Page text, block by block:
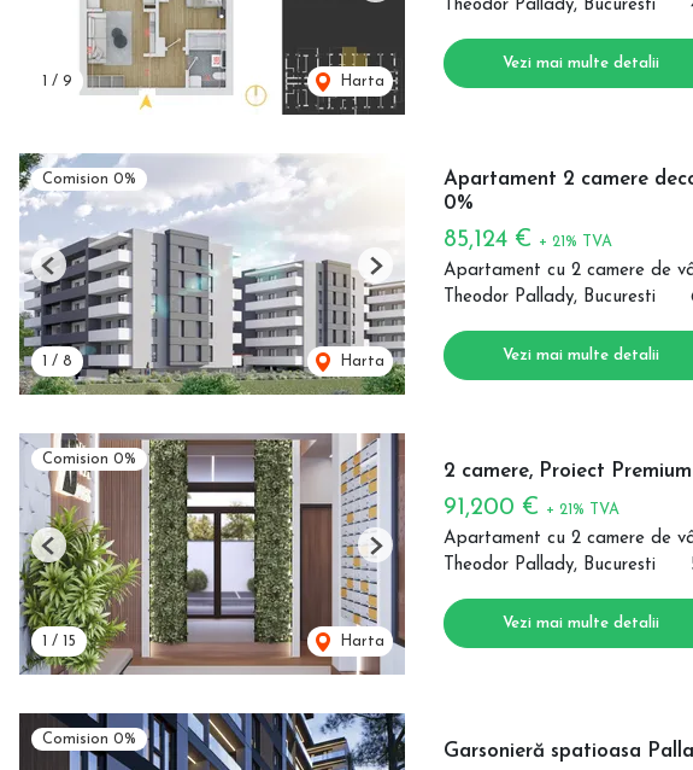
1 / 9 Harta
Theodor Pallady, Bucuresti
Vezi mai multe detalii
Comision 0%
1 / 8 Harta
Previous Next
Apartament 2 camere
0%
85,124 € + 21% TVA
Apartament cu 2 camere de
Theodor Pallady, Bucuresti
Vezi mai multe detalii
Comision 0%
1 / 15 Harta
Previous Next
2 camere, Proiect
91,200 € + 21% TVA
Apartament cu 2 camere de
Theodor Pallady, Bucuresti
Vezi mai multe detalii
Comision 0%
Garsonieră spatioasa